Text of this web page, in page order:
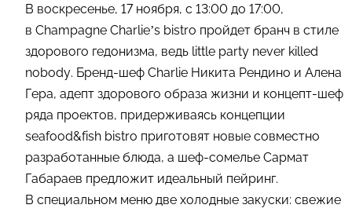
В воскресенье, 17 ноября, с 13:00 до 17:00,
в Champagne Charlie’s bistro пройдет бранч в стиле
здорового гедонизма, ведь little party never killed
nobody. Бренд-шеф Charlie Никита Рендино и Алена
Гера, адепт здорового образа жизни и концепт-шеф
ряда проектов, придерживаясь концепции
seafood&fish bistro приготовят новые совместно
разработанные блюда, а шеф-сомелье Сармат
Габараев предложит идеальный пейринг.
В специальном меню две холодные закуски: свежие